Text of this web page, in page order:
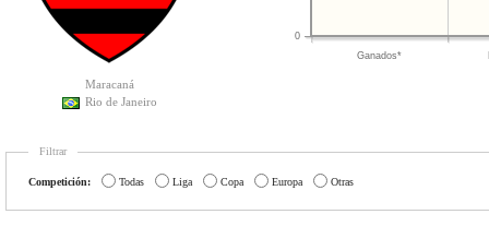
Maracaná
Rio de Janeiro
Ganados*
0
Filtrar
Competición: Todas Liga Copa Europa Otras